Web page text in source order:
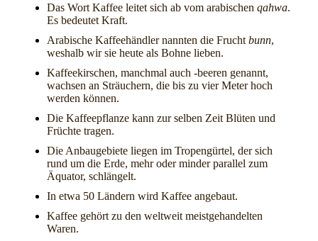
Das Wort Kaffee leitet sich ab vom arabischen qahwa.
Es bedeutet Kraft.
Arabische Kaffeehändler nannten die Frucht bunn,
weshalb wir sie heute als Bohne lieben.
Kaffeekirschen, manchmal auch -beeren genannt,
wachsen an Sträuchern, die bis zu vier Meter hoch
werden können.
Die Kaffeepflanze kann zur selben Zeit Blüten und
Früchte tragen.
Die Anbaugebiete liegen im Tropengürtel, der sich
rund um die Erde, mehr oder minder parallel zum
Äquator, schlängelt.
In etwa 50 Ländern wird Kaffee angebaut.
Kaffee gehört zu den weltweit meistgehandelten
Waren.